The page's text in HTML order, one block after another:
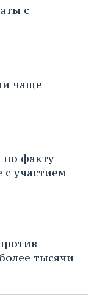
с
чаще
по факту
участием
тысячи